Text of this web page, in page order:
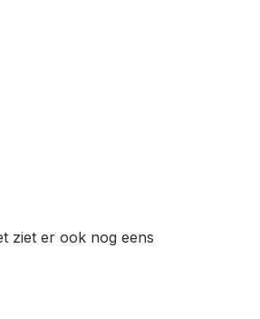
ziet er ook nog eens